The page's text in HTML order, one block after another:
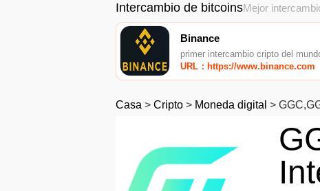
Intercambio de bitcoinsMejor
Binance
primer intercambio cripto del
URL：https://www.binance.com
Casa > Cripto > Moneda digital >